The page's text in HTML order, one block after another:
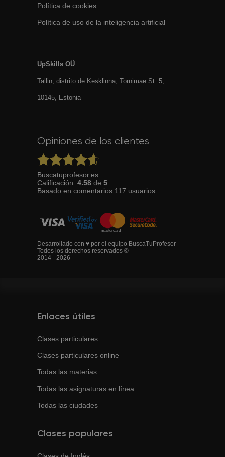
Política de cookies
Política de uso de la inteligencia artificial
UpSkills OÜ
Tallin, distrito de Kesklinna, Tornimаe St. 5,
10145, Estonia
Opiniones de los clientes
Buscatuprofesor.es
Calificación: 4.58 de 5
Basado en comentarios 117 usuarios
Desarrollado con ♥ por el equipo BuscaTuProfesor
Todos los derechos reservados ©
2014 - 2026
Enlaces útiles
Clases particulares
Clases particulares online
Todas las materias
Todas las asignaturas en línea
Todas las ciudades
Clases populares